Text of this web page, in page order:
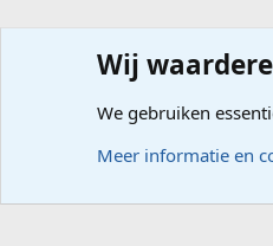
Forums
Wij
We gebruiken
Meer informatie en